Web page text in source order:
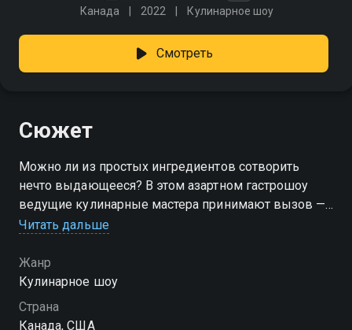
Канада 2022 Кулинарное шоу
Смотреть
Сюжет
Можно ли из простых ингредиентов сотворить
нечто выдающееся? В этом азартном гастрошоу
ведущие кулинарные мастера принимают вызов —
создать настоящий шедевр из того, что обычно
вкусов, идей и импровизации. Участники — звёзды
мира еды — получают скромный набор продуктов и
ограниченное время, чтобы удивить жюри. Без
деликатесов, без фуа-гра и трюфелей — только
Читать дальше
Жанр
Кулинарное шоу
Страна
Канада, США